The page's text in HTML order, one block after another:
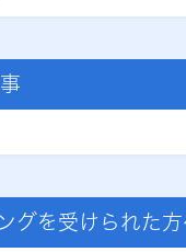
グを受けられた方